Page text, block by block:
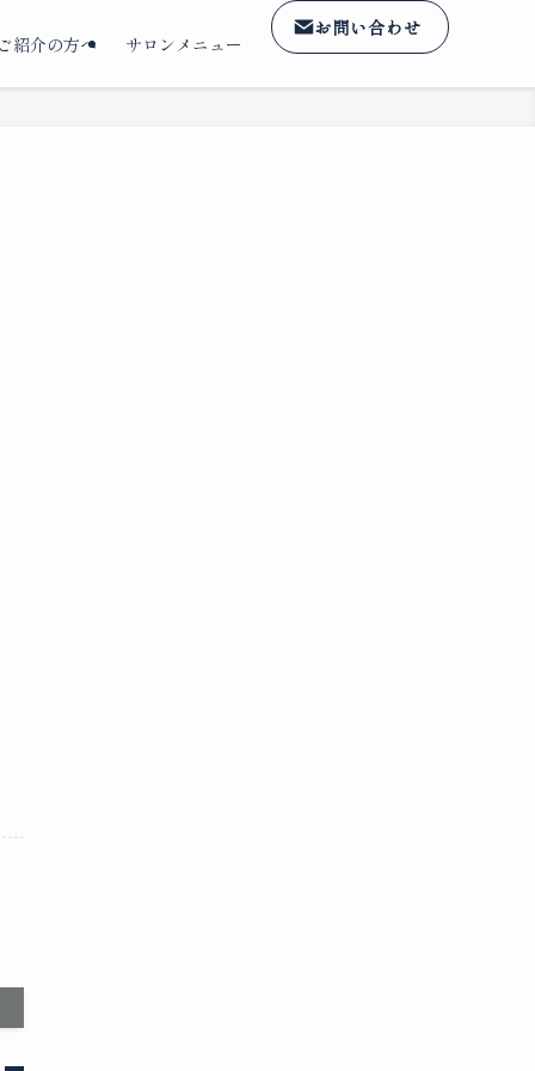
紹介の方へ サロンメニュー
お問い合わせ